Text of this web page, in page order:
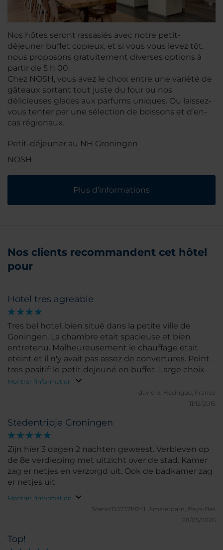
Nos hôtes seront rassasiés avec notre petit-
déjeuner buffet copieux, et si vous vous levez tôt,
nous proposons gratuitement diverses options à
partir de 5 h 00.
Chez NOSH, vous avez le choix entre une variété de
gâteaux sortant tout juste du four ou nos
délicieuses glaces aux parfums uniques. Ou laissez-
vous tenter par une sélection de boissons et d’en-
cas régionaux.
Petit-déjeuner au NH Groningen
NOSH
Plus d’informations
Nos clients recommandent cet hôtel
pour
Hotel tres agreable
Tres bel hotel, bien situé dans la petite ville de
Goningen. La chambre etait spacieuse et bien
entretenu. Malheureusement le chauffage etait
eteint et il n'y avait pas assez de convertures. Point
tres positif: le petit dejeuné en buffet. Large choix
Montrer l'information
david b. Hesingue, France
11/12/2015
Stedentripje Groningen
Zijn hier 3 dagen 2 nachten geweest. Verbleven op
de 8e verdieping met uitzicht over de stad. Kamer
zag er netjes en verzorgd uit. Ook de badkamer zag
er netjes uit
Montrer l'information
Scenic15373719241. Amsterdam, Pays-Bas
28/05/2026
Top!